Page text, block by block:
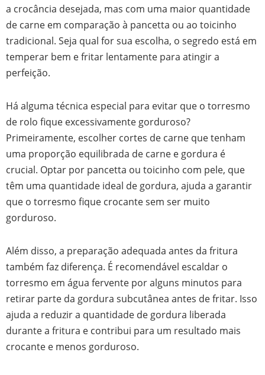
a crocância desejada, mas com uma maior quantidade
de carne em comparação à pancetta ou ao toicinho
tradicional. Seja qual for sua escolha, o segredo está em
temperar bem e fritar lentamente para atingir a
perfeição.
Há alguma técnica especial para evitar que o torresmo
de rolo fique excessivamente gorduroso?
Primeiramente, escolher cortes de carne que tenham
uma proporção equilibrada de carne e gordura é
crucial. Optar por pancetta ou toicinho com pele, que
têm uma quantidade ideal de gordura, ajuda a garantir
que o torresmo fique crocante sem ser muito
gorduroso.
Além disso, a preparação adequada antes da fritura
também faz diferença. É recomendável escaldar o
torresmo em água fervente por alguns minutos para
retirar parte da gordura subcutânea antes de fritar. Isso
ajuda a reduzir a quantidade de gordura liberada
durante a fritura e contribui para um resultado mais
crocante e menos gorduroso.